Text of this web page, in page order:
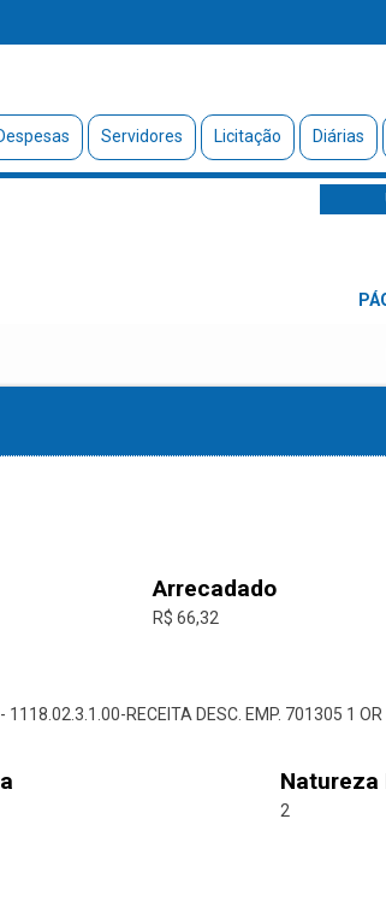
Servidores Licitação Diárias
Arrecadado
R$ 66,32
1118.02.3.1.00-RECEITA DESC. EMP. 701305 1 OR
2